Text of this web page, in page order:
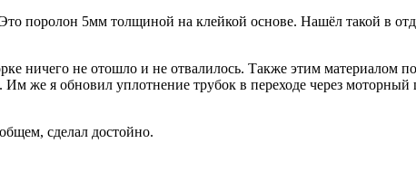
поролон 5мм толщиной на клейкой основе. Нашёл такой в
ничего не отошло и не отвалилось. Также этим материалом
же я обновил уплотнение трубок в переходе через
сделал достойно.